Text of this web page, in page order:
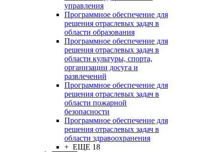
управления
Программное обеспечение для
решения отраслевых задач в
области образования
Программное обеспечение для
решения отраслевых задач в
области культуры, спорта,
организации досуга и
развлечений
Программное обеспечение для
решения отраслевых задач в
области пожарной
безопасности
Программное обеспечение для
решения отраслевых задач в
области здравоохранения
+ ЕЩЕ 18